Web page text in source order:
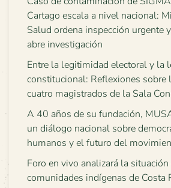
Cartago escala a nivel nacional:
Salud ordena inspección urgente
abre investigación
Entre la legitimidad electoral y la
constitucional: Reflexiones sobre
cuatro magistrados de la Sala
A 40 años de su fundación,
un diálogo nacional sobre
humanos y el futuro del
Foro en vivo analizará la situación
comunidades indígenas de Costa